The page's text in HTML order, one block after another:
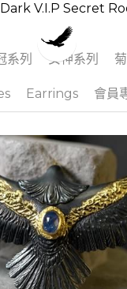
Dark V.I.P Secret
Dark V.I.P Secret